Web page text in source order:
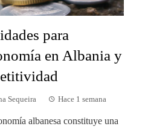
para
en Albania y
Sequeira Hace 1 semana
albanesa constituye una